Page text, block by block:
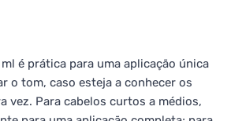
é prática para uma aplicação única
o tom, caso esteja a conhecer os
vez. Para cabelos curtos a médios,